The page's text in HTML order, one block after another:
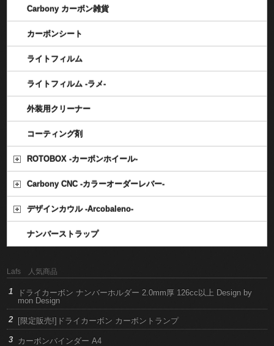
Carbony カーボン雑貨
カーボンシート
ライトフィルム
ライトフィルム -ラメ-
外装用クリーナー
コーティング剤
ROTOBOX -カーボンホイール-
Carbony CNC -カラーオーダーレバー-
デザインカウル -Arcobaleno-
ナンバーストラップ
Lafs 人気商品
ドライカーボン ナンバーホルダー 2.0mm厚 126cc以上 Design by
mon Design
[限定販売!]ドライカーボン カーボントランプ
カーボンバインダー A4